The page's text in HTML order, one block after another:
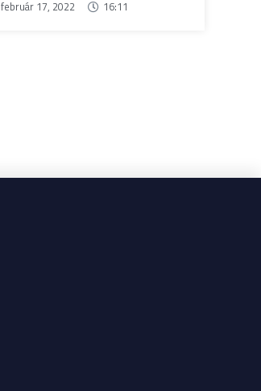
február 17, 2022 16:11